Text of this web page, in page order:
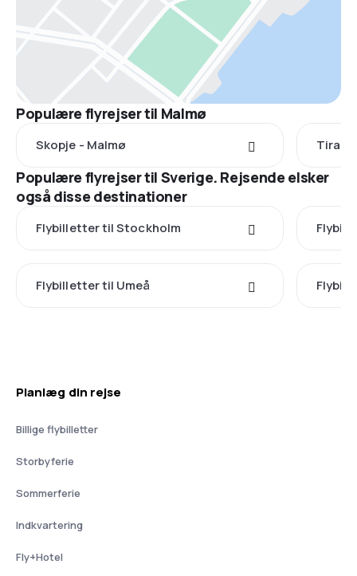
Populære flyrejser til Malmø
Skopje - Malmø
Populære flyrejser til Sverige. Rejsende elsker
også disse destinationer
Flybilletter til Stockholm
Flybilletter til Umeå
Planlæg din rejse
Billige flybilletter
Storbyferie
Sommerferie
Indkvartering
Fly+Hotel